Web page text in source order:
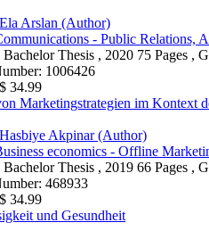
Ela Arslan (Author)
- Public Relations,
Bachelor Thesis , 2020 75 Pages ,
1006426
34.99
Marketingstrategien im Kontext
Hasbiye Akpinar (Author)
economics - Offline
Bachelor Thesis , 2019 66 Pages ,
468933
34.99
und Gesundheit